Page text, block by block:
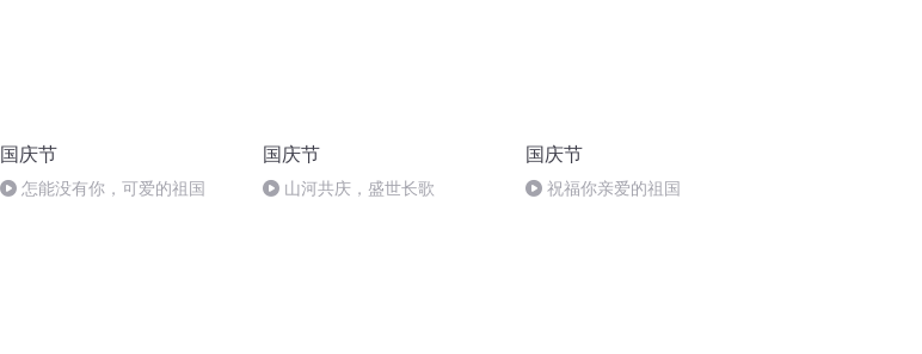
国庆节
怎能没有你，可爱的祖国
国庆节
山河共庆，盛世长歌
国庆节
祝福你亲爱的祖国